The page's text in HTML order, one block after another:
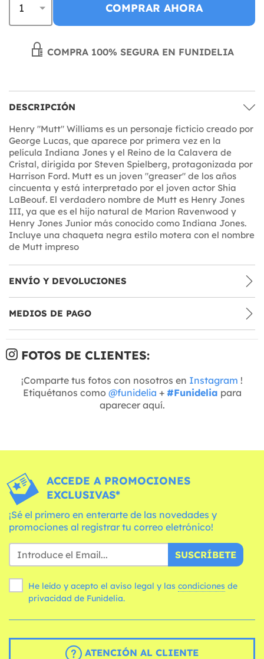
COMPRAR AHORA
COMPRA 100% SEGURA EN FUNIDELIA
DESCRIPCIÓN
Henry "Mutt" Williams es un personaje ficticio creado por
George Lucas, que aparece por primera vez en la
película Indiana Jones y el Reino de la Calavera de
Cristal, dirigida por Steven Spielberg, protagonizada por
Harrison Ford. Mutt es un joven "greaser" de los años
cincuenta y está interpretado por el joven actor Shia
LaBeouf. El verdadero nombre de Mutt es Henry Jones
III, ya que es el hijo natural de Marion Ravenwood y
Henry Jones Junior más conocido como Indiana Jones.
Incluye una chaqueta negra estilo motera con el nombre
de Mutt impreso
ENVÍO Y DEVOLUCIONES
MEDIOS DE PAGO
FOTOS DE CLIENTES:
¡Comparte tus fotos con nosotros en Instagram !
Etiquétanos como @funidelia + #Funidelia para
aparecer aquí.
ACCEDE A PROMOCIONES
EXCLUSIVAS*
¡Sé el primero en enterarte de las novedades y
promociones al registrar tu correo eletrónico!
SUSCRÍBETE
He leído y acepto el aviso legal y las condiciones
privacidad de Funidelia.
ATENCIÓN AL CLIENTE